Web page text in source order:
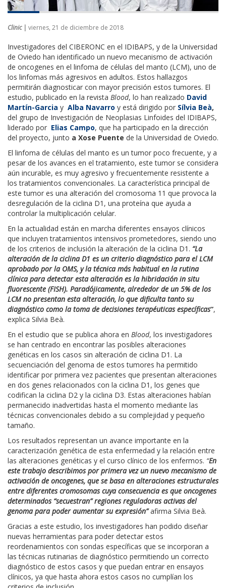
Clinic | viernes, 21 de diciembre de 2018
Investigadores del CIBERONC en el IDIBAPS, y de la Universidad
de Oviedo han identificado un nuevo mecanismo de activación
de oncogenes en el linfoma de células del manto (LCM), uno de
los linfomas más agresivos en adultos. Estos hallazgos
permitirán diagnosticar con mayor precisión estos tumores. El
estudio, publicado en la revista Blood, lo han realizado David
Martín-Garcia y Alba Navarro y está dirigido por Sílvia Beà,
del grupo de Investigación de Neoplasias Linfoides del IDIBAPS,
liderado por Elias Campo, que ha participado en la dirección
del proyecto, junto a Xose Puente de la Universidad de Oviedo.
El linfoma de células del manto es un tumor poco frecuente, y a
pesar de los avances en el tratamiento, este tumor se considera
aún incurable, es muy agresivo y frecuentemente resistente a
los tratamientos convencionales. La característica principal de
este tumor es una alteración del cromosoma 11 que provoca la
desregulación de la ciclina D1, una proteína que ayuda a
controlar la multiplicación celular.
En la actualidad están en marcha diferentes ensayos clínicos
que incluyen tratamientos intensivos prometedores, siendo uno
de los criterios de inclusión la alteración de la ciclina D1. “La
alteración de la ciclina D1 es un criterio diagnóstico para el LCM
aprobado por la OMS, y la técnica más habitual en la rutina
clínica para detectar esta alteración es la hibridación in situ
fluorescente (FISH). Paradójicamente, alrededor de un 5% de los
LCM no presentan esta alteración, lo que dificulta tanto su
diagnóstico como la toma de decisiones terapéuticas específicas”,
explica Silvia Beà.
En el estudio que se publica ahora en Blood, los investigadores
se han centrado en encontrar las posibles alteraciones
genéticas en los casos sin alteración de ciclina D1. La
secuenciación del genoma de estos tumores ha permitido
identificar por primera vez pacientes que presentan alteraciones
en dos genes relacionados con la ciclina D1, los genes que
codifican la ciclina D2 y la ciclina D3. Estas alteraciones habían
permanecido inadvertidas hasta el momento mediante las
técnicas convencionales debido a su complejidad y pequeño
tamaño.
Los resultados representan un avance importante en la
caracterización genética de esta enfermedad y la relación entre
las alteraciones genéticas y el curso clínico de los enfermos. “En
este trabajo describimos por primera vez un nuevo mecanismo de
activación de oncogenes, que se basa en alteraciones estructurales
entre diferentes cromosomas cuya consecuencia es que oncogenes
determinados “secuestran” regiones reguladoras activas del
genoma para poder aumentar su expresión” afirma Silvia Beà.
Gracias a este estudio, los investigadores han podido diseñar
nuevas herramientas para poder detectar estos
reordenamientos con sondas específicas que se incorporan a
las técnicas rutinarias de diagnóstico permitiendo un correcto
diagnóstico de estos casos y que puedan entrar en ensayos
clínicos, ya que hasta ahora estos casos no cumplían los